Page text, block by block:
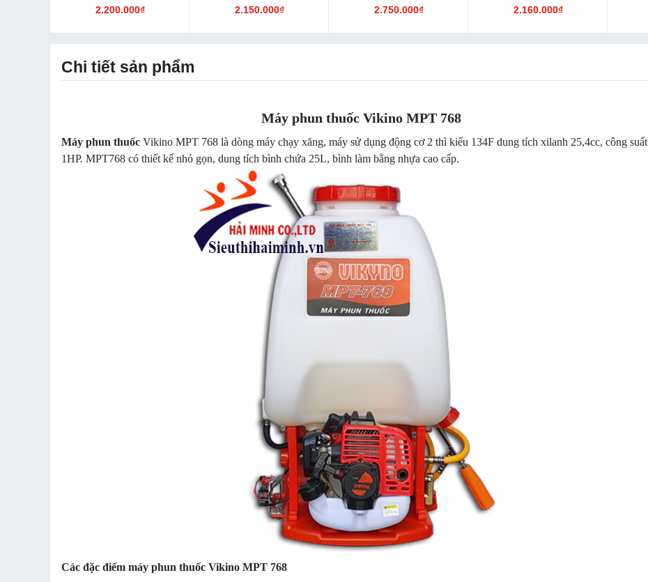
2.200.000₫ 2.150.000₫ 2.750.000₫ 2.160.000₫
Chi tiết sản phẩm
Máy phun thuốc Vikino MPT 768
Máy phun thuốc Vikino MPT 768 là dòng máy chạy xăng, máy sử dụng động cơ 2 thì kiểu 134F dung tích xilanh 25,4cc, công suất
1HP. MPT768 có thiết kế nhỏ gọn, dung tích bình chứa 25L, bình làm bằng nhựa cao cấp.
Các đặc điểm máy phun thuốc Vikino MPT 768